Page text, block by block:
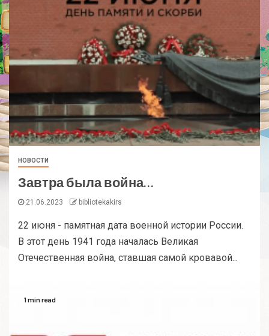
НОВОСТИ
Завтра была война…
21.06.2023 bibliotekakirs
22 июня - памятная дата военной истории России.
В этот день 1941 года началась Великая
Отечественная война, ставшая самой кровавой...
1 min read